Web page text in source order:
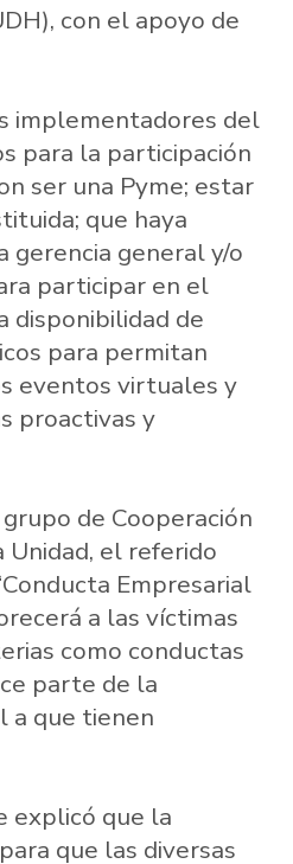
con el apoyo de
implementadores del
para la participación
ser una Pyme; estar
que haya
gerencia general y/o
participar en el
disponibilidad de
para permitan
eventos virtuales y
proactivas y
de Cooperación
el referido
Empresarial
a las víctimas
como conductas
parte de la
a que tienen
explicó que la
que las diversas